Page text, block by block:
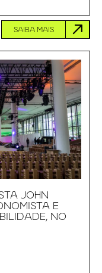
SAIBA MAIS
JOHN
E
NO